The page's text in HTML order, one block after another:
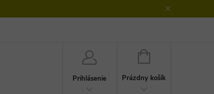
Prihlásenie
NÁKUPNÝ
Prázdny košík